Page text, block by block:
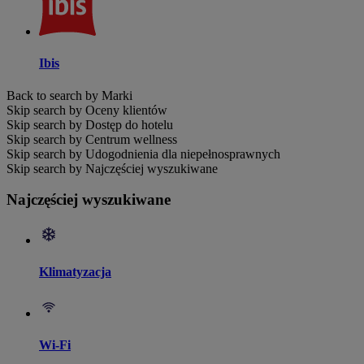
Ibis
Back to search by Marki
Skip search by Oceny klientów
Skip search by Dostęp do hotelu
Skip search by Centrum wellness
Skip search by Udogodnienia dla niepełnosprawnych
Skip search by Najczęściej wyszukiwane
Najczęściej wyszukiwane
Klimatyzacja
Wi-Fi